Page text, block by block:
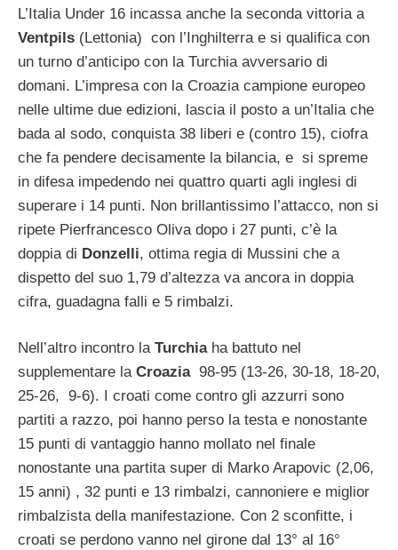
L’Italia Under 16 incassa anche la seconda vittoria a
Ventpils (Lettonia) con l’Inghilterra e si qualifica con
un turno d’anticipo con la Turchia avversario di
domani. L’impresa con la Croazia campione europeo
nelle ultime due edizioni, lascia il posto a un’Italia che
bada al sodo, conquista 38 liberi e (contro 15), ciofra
che fa pendere decisamente la bilancia, e si spreme
in difesa impedendo nei quattro quarti agli inglesi di
superare i 14 punti. Non brillantissimo l’attacco, non si
ripete Pierfrancesco Oliva dopo i 27 punti, c’è la
doppia di Donzelli, ottima regia di Mussini che a
dispetto del suo 1,79 d’altezza va ancora in doppia
cifra, guadagna falli e 5 rimbalzi.
Nell’altro incontro la Turchiaha battuto nel
supplementare la Croazia 98-95 (13-26, 30-18, 18-20,
25-26, 9-6). I croati come contro gli azzurri sono
partiti a razzo, poi hanno perso la testa e nonostante
15 punti di vantaggio hanno mollato nel finale
nonostante una partita super di Marko Arapovic (2,06,
15 anni) , 32 punti e 13 rimbalzi, cannoniere e miglior
rimbalzista della manifestazione. Con 2 sconfitte, i
croati se perdono vanno nel girone dal 13° al 16°